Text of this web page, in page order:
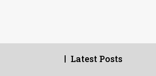
Latest Posts